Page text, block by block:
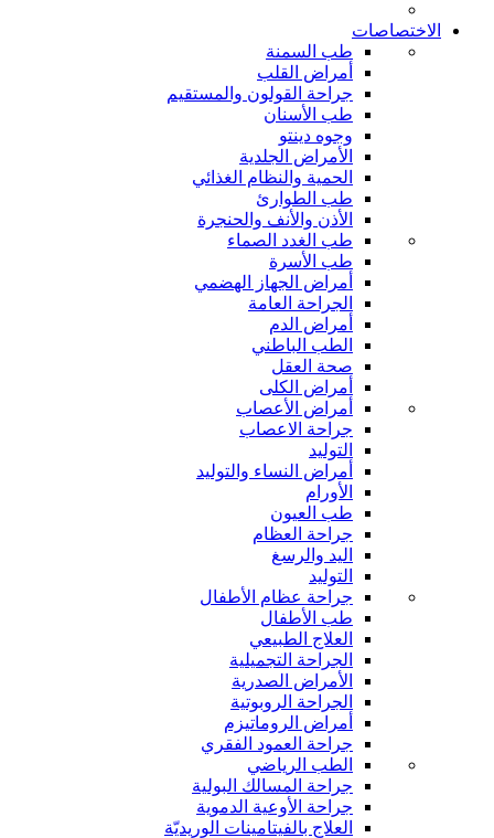
الاختصاصات
طب السمنة
أمراض القلب
جراحة القولون والمستقيم
طب الأسنان
وجوه دينتو
الأمراض الجلدية
الحمية والنظام الغذائي
طب الطوارئ
الأذن والأنف والحنجرة
طب الغدد الصماء
طب الأسرة
أمراض الجهاز الهضمي
الجراحة العامة
أمراض الدم
الطب الباطني
صحة العقل
أمراض الكلى
أمراض الأعصاب
جراحة الاعصاب
التوليد
أمراض النساء والتوليد
الأورام
طب العيون
جراحة العظام
اليد والرسغ
التوليد
جراحة عظام الأطفال
طب الأطفال
العلاج الطبيعي
الجراحة التجميلية
الأمراض الصدرية
الجراحة الروبوتية
أمراض الروماتيزم
جراحة العمود الفقري
الطب الرياضي
جراحة المسالك البولية
جراحة الأوعية الدموية
العلاج بالفيتامينات الوريديّة